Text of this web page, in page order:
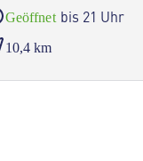
Geöffnet bis 21 Uhr
10,4 km